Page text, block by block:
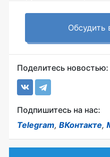
Обсудить
Поделитесь новостью:
Подпишитесь на нас:
Telegram, ВКонтакте,